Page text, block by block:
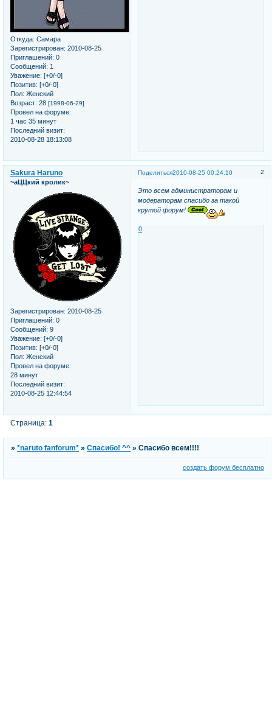
Откуда: Самара
Зарегистрирован: 2010-08-25
Приглашений: 0
Сообщений: 1
Уважение: [+0/-0]
Позитив: [+0/-0]
Пол: Женский
Возраст: 28 [1998-06-29]
Провел на форуме:
1 час 35 минут
Последний визит:
2010-08-28 18:13:08
Поделиться 2
2010-08-25 00:24:10
Sakura Haruno
~аЦЦкий кролик~
Зарегистрирован: 2010-08-25
Приглашений: 0
Сообщений: 9
Уважение: [+0/-0]
Позитив: [+0/-0]
Пол: Женский
Провел на форуме:
28 минут
Последний визит:
2010-08-25 12:44:54
Это всем администраторам и
модераторам спасибо за такой
крутой форум!
0
Страница:1
»*naruto fanforum* »Спасибо! ^^ »Спасибо всем!!!!
создать форум бесплатно